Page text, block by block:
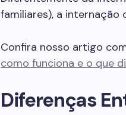
familiares), a internação
Confira nosso artigo
como funciona e o que
Diferenças